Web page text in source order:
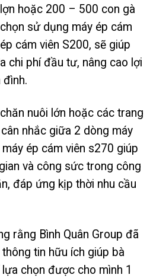
hoặc 200 – 500 con gà
sử dụng máy ép cám
cám viên S200, sẽ giúp
chi phí đầu tư, nâng cao lợi
đình.
nuôi lớn hoặc các trang
nhắc giữa 2 dòng máy
ép cám viên s270 giúp
và công sức trong công
đáp ứng kịp thời nhu cầu
rằng Bình Quân Group đã
tin hữu ích giúp bà
chọn được cho mình 1